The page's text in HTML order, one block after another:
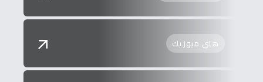
هاي ميوزيك